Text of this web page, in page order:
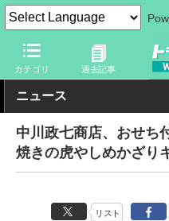
カテゴリ 過去記事
トラベル Watch 旅のアイテム
ニュース
中川政七商店、おせち
焼きの虎やしめかざり
リスト